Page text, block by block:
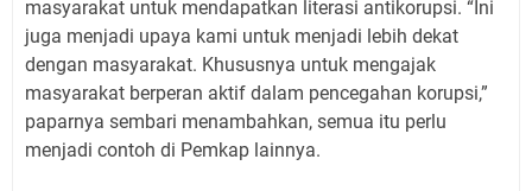
masyarakat untuk mendapatkan literasi antikorupsi. “Ini
juga menjadi upaya kami untuk menjadi lebih dekat
dengan masyarakat. Khususnya untuk mengajak
masyarakat berperan aktif dalam pencegahan korupsi,”
paparnya sembari menambahkan, semua itu perlu
menjadi contoh di Pemkap lainnya.